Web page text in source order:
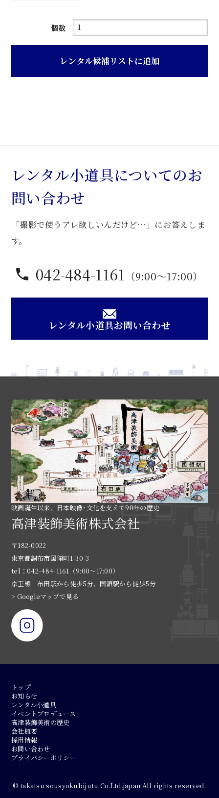
個数
ベ
ュ
カ
ウ
チ
レンタル候補リストに追加
レンタル小道具についてのお
問い合わせ
「撮影で使うアレ欲しいんだけど…」にお答えしま
す。
042-484-1161 （9:00〜17:00）
レンタル小道具お問い合わせ
映画誕生以来、日本映像･文化を支えて90年の歴史
高津装飾美術株式会社
〒182-0022
東京都調布市国領町1-30-3
tel：042-484-1161（9:00〜17:00）
京王線 布田駅から徒歩5分、国領駅から徒歩5分
> Googleマップで見る
トップ
お知らせ
レンタル小道具
イベントプロデュース
高津装飾美術の歴史
会社概要
採用情報
お問い合わせ
プライバシーポリシー
© takatsu sousyokubijutu Co.Ltd.japan All rights reserved.